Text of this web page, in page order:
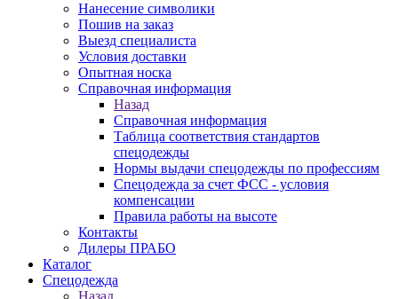
Нанесение символики
Пошив на заказ
Выезд специалиста
Условия доставки
Опытная носка
Справочная информация
Назад
Справочная информация
Таблица соответствия стандартов
спецодежды
Нормы выдачи спецодежды по профессиям
Спецодежда за счет ФСС - условия
компенсации
Правила работы на высоте
Контакты
Дилеры ПРАБО
Каталог
Спецодежда
Назад